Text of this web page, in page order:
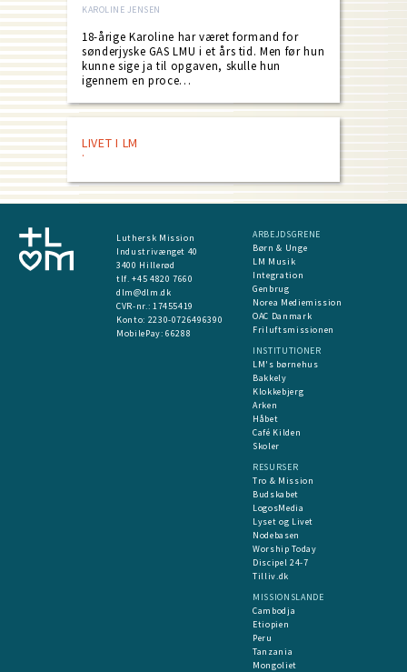
KAROLINE JENSEN
18-årige Karoline har været formand for
sønderjyske GAS LMU i et års tid. Men før hun
kunne sige ja til opgaven, skulle hun
igennem en proce…
LIVET I LM
Luthersk Mission
Industrivænget 40
3400 Hillerød
tlf. +45 4820 7660
dlm@dlm.dk
CVR-nr.: 17455419
​Konto: 2230-0726496390
MobilePay:66288
ARBEJDSGRENE
Børn & Unge
LM Musik
Integration
Genbrug
Norea Mediemission
OAC Danmark
Friluftsmissionen
INSTITUTIONER
LM's børnehus
Bakkely
Klokkebjerg
Arken
Håbet
Café Kilden
Skoler
RESURSER
Tro & Mission
Budskabet
LogosMedia
Lyset og Livet
Nodebasen
Worship Today
Discipel 24-7
Tilliv.dk
MISSIONSLANDE
Cambodja
Etiopien
Peru
Tanzania
Mongoliet